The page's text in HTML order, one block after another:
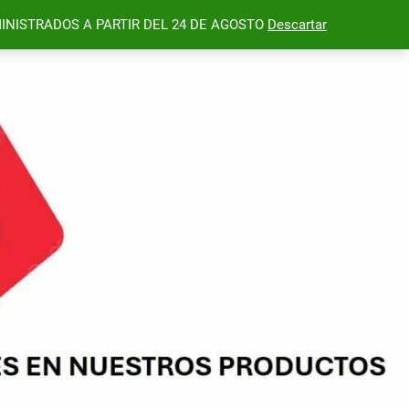
A PARTIR DEL 24 DE AGOSTO Descartar